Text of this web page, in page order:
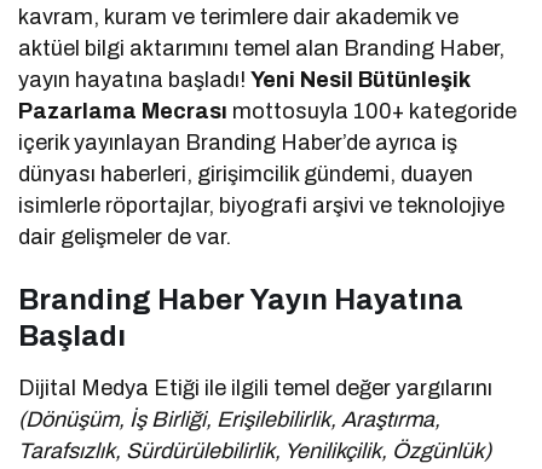
kavram, kuram ve terimlere dair akademik ve
aktüel bilgi aktarımını temel alan Branding Haber,
yayın hayatına başladı!Yeni Nesil Bütünleşik
Pazarlama Mecrası mottosuyla 100+ kategoride
içerik yayınlayan Branding Haber’de ayrıca iş
dünyası haberleri, girişimcilik gündemi, duayen
isimlerle röportajlar, biyografi arşivi ve teknolojiye
dair gelişmeler de var.
Branding Haber Yayın Hayatına
Başladı
Dijital Medya Etiği ile ilgili temel değer yargılarını
(Dönüşüm, İş Birliği, Erişilebilirlik, Araştırma,
Tarafsızlık, Sürdürülebilirlik, Yenilikçilik, Özgünlük)